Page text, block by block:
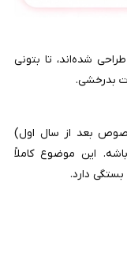
طراحی شده‌اند، تا بتونی
بدرخشی.
بعد از سال اول)
این موضوع کاملاً
دارد.